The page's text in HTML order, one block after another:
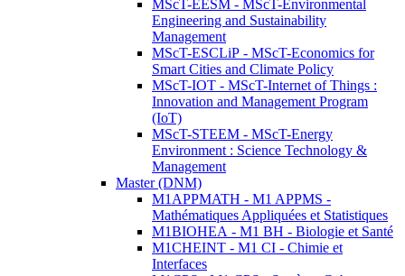
MScT-EESM - MScT-Environmental
Engineering and Sustainability
Management
MScT-ESCLiP - MScT-Economics for
Smart Cities and Climate Policy
MScT-IOT - MScT-Internet of Things :
Innovation and Management Program
(IoT)
MScT-STEEM - MScT-Energy
Environment : Science Technology &
Management
Master (DNM)
M1APPMATH - M1 APPMS -
Mathématiques Appliquées et Statistiques
M1BIOHEA - M1 BH - Biologie et Santé
M1CHEINT - M1 CI - Chimie et
Interfaces